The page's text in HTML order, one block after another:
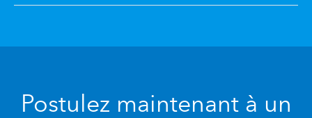
Postulez maintenant à un